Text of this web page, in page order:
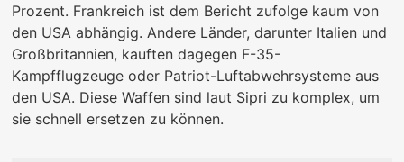
Prozent. Frankreich ist dem Bericht zufolge kaum von
den USA abhängig. Andere Länder, darunter Italien und
Großbritannien, kauften dagegen F-35-
Kampfflugzeuge oder Patriot-Luftabwehrsysteme aus
den USA. Diese Waffen sind laut Sipri zu komplex, um
sie schnell ersetzen zu können.